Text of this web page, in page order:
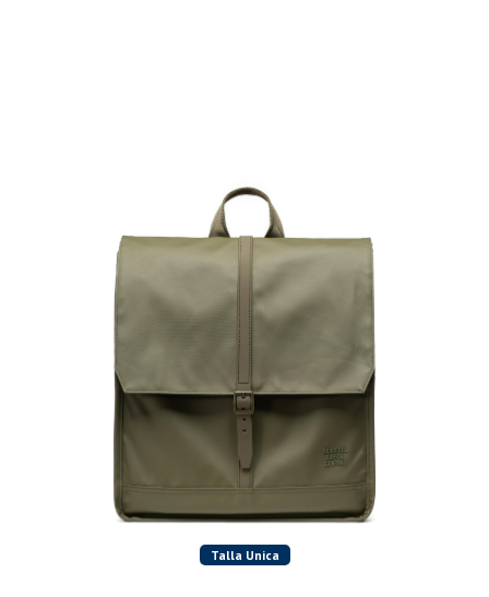
Talla Unica